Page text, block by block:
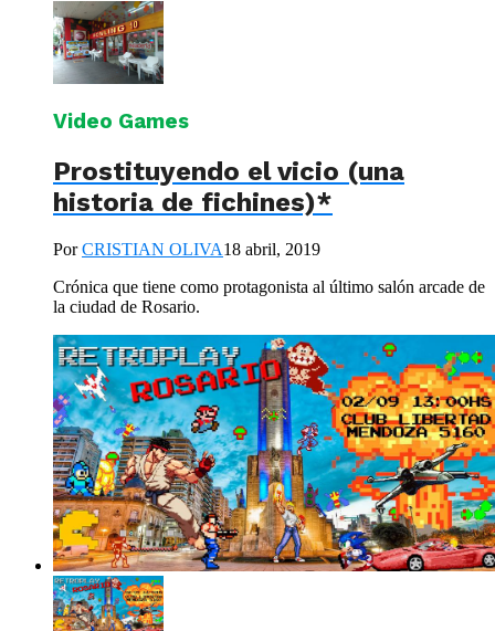
Video Games
Prostituyendo el vicio (una
historia de fichines)*
PorCRISTIAN OLIVA18 abril, 2019
Crónica que tiene como protagonista al último salón arcade de
la ciudad de Rosario.